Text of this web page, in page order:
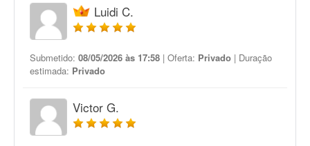
Luidi C.
Submetido: 08/05/2026 às 17:58 | Oferta: Privado | Duração
estimada: Privado
Victor G.